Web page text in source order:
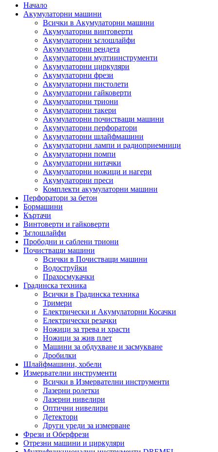
Начало
Акумулаторни машини
Всички в Акумулаторни машини
Акумулаторни винтоверти
Акумулаторни ъглошлайфи
Акумулаторни рендета
Акумулаторни мултиинструменти
Акумулаторни циркуляри
Акумулаторни фрези
Акумулаторни пистолети
Акумулаторни гайковерти
Акумулаторни триони
Акумулаторни такери
Акумулаторни почистващи машини
Акумулаторни перфоратори
Акумулаторни шлайфмашини
Акумулаторни лампи и радиоприемници
Акумулаторни помпи
Акумулаторни нитачки
Акумулаторни ножици и нагери
Акумулаторни преси
Комплекти акумулаторни машини
Перфоратори за бетон
Бормашини
Къртачи
Винтоверти и гайковерти
Ъглошлайфи
Прободни и саблени триони
Почистващи машини
Всички в Почистващи машини
Водоструйки
Прахосмукачки
Градинска техника
Всички в Градинска техника
Тримери
Електрически и Акумулаторни Косачки
Електрически резачки
Ножици за трева и храсти
Ножици за жив плет
Машини за обдухване и засмукване
Дробилки
Шлайфмашини, хобели
Измервателни инструменти
Всички в Измервателни инструменти
Лазерни ролетки
Лазерни нивелири
Оптични нивелири
Детектори
Други уреди за измерване
Фрези и Оберфрези
Отрезни машини и циркуляри